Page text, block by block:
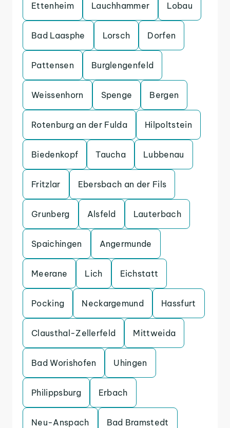
Ettenheim Lauchhammer Lobau
Bad Laasphe Lorsch Dorfen
Pattensen Burglengenfeld
Weissenhorn Spenge Bergen
Rotenburg an der Fulda Hilpoltstein
Biedenkopf Taucha Lubbenau
Fritzlar Ebersbach an der Fils
Grunberg Alsfeld Lauterbach
Spaichingen Angermunde
Meerane Lich Eichstatt
Pocking Neckargemund Hassfurt
Clausthal-Zellerfeld Mittweida
Bad Worishofen Uhingen
Philippsburg Erbach
Neu-Anspach Bad Bramstedt